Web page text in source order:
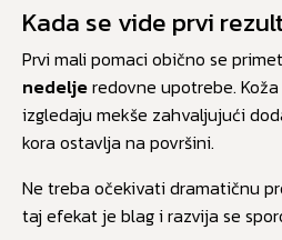
Kada se vide prvi
Prvi mali pomaci obično se
nedeljeredovne upotrebe.
izgledaju mekše zahvaljujući
kora ostavlja na površini.
Ne treba očekivati dramatičnu
taj efekat je blag i razvija se